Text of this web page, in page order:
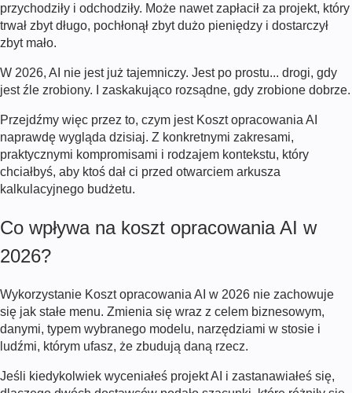
przychodziły i odchodziły. Może nawet zapłacił za projekt, który
trwał zbyt długo, pochłonął zbyt dużo pieniędzy i dostarczył
zbyt mało.
W 2026, AI nie jest już tajemniczy. Jest po prostu... drogi, gdy
jest źle zrobiony. I zaskakująco rozsądne, gdy zrobione dobrze.
Przejdźmy więc przez to, czym jest Koszt opracowania AI
naprawdę wygląda dzisiaj. Z konkretnymi zakresami,
praktycznymi kompromisami i rodzajem kontekstu, który
chciałbyś, aby ktoś dał ci przed otwarciem arkusza
kalkulacyjnego budżetu.
Co wpływa na koszt opracowania AI w
2026?
Wykorzystanie Koszt opracowania AI w 2026 nie zachowuje
się jak stałe menu. Zmienia się wraz z celem biznesowym,
danymi, typem wybranego modelu, narzędziami w stosie i
ludźmi, którym ufasz, że zbudują daną rzecz.
Jeśli kiedykolwiek wyceniałeś projekt AI i zastanawiałeś się,